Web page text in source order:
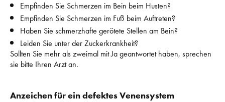
Empfinden Sie Schmerzen im Bein beim Husten?
Empfinden Sie Schmerzen im Fuß beim Auftreten?
Haben Sie schmerzhafte gerötete Stellen am Bein?
Leiden Sie unter der Zuckerkrankheit?
Sollten Sie mehr als zweimal mit Ja geantwortet haben, sprechen
sie bitte Ihren Arzt an.
Anzeichen für ein defektes Venensystem